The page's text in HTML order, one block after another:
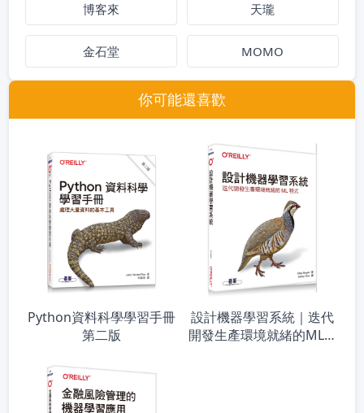
博客來 天瓏
金石堂 MOMO
你可能還喜歡
Python資料科學學習手冊
第二版
設計機器學習系統｜迭代
開發生產環境就緒的ML程